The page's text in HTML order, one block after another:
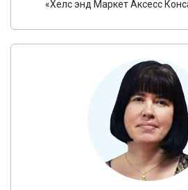
«Хелс энд Маркет Аксесс